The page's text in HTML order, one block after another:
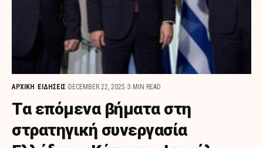
ΑΡΧΙΚΗ ΕΙΔΗΣΕΙΣ DECEMBER 22, 2025 3 MIN READ
Τα επόμενα βήματα στη
στρατηγική συνεργασία